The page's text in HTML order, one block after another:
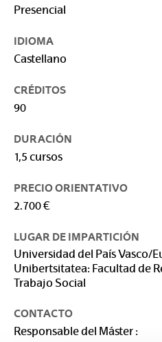
Presencial
IDIOMA
Castellano
CRÉDITOS
90
DURACIÓN
1,5 cursos
PRECIO ORIENTATIVO
2.700 €
LUGAR DE IMPARTICIÓN
Universidad del País Vasco/
Unibertsitatea: Facultad de
Trabajo Social
CONTACTO
Responsable del Máster :